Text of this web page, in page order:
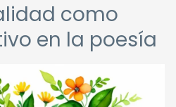
como
en la poesía